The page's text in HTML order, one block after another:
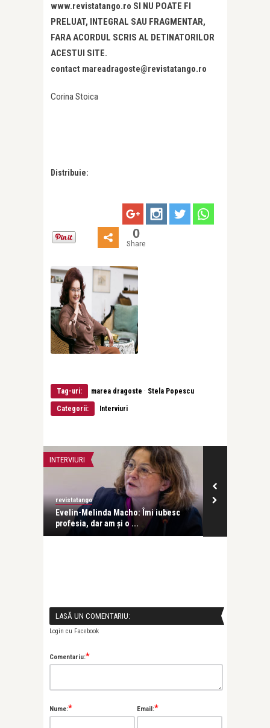
www.revistatango.ro SI NU POATE FI
PRELUAT, INTEGRAL SAU FRAGMENTAR,
FARA ACORDUL SCRIS AL DETINATORILOR
ACESTUI SITE.
contact mareadragoste@revistatango.ro
Corina Stoica
Distribuie:
0
Share
Tag-uri: marea dragoste · Stela Popescu
Categorii: Interviuri
INTERVIURI
revistatango
Evelin-Melinda Macho: Îmi iubesc
profesia, dar am și o ...
LASĂ UN COMENTARIU:
Login cu Facebook
Comentariu:*
Nume:* Email:*